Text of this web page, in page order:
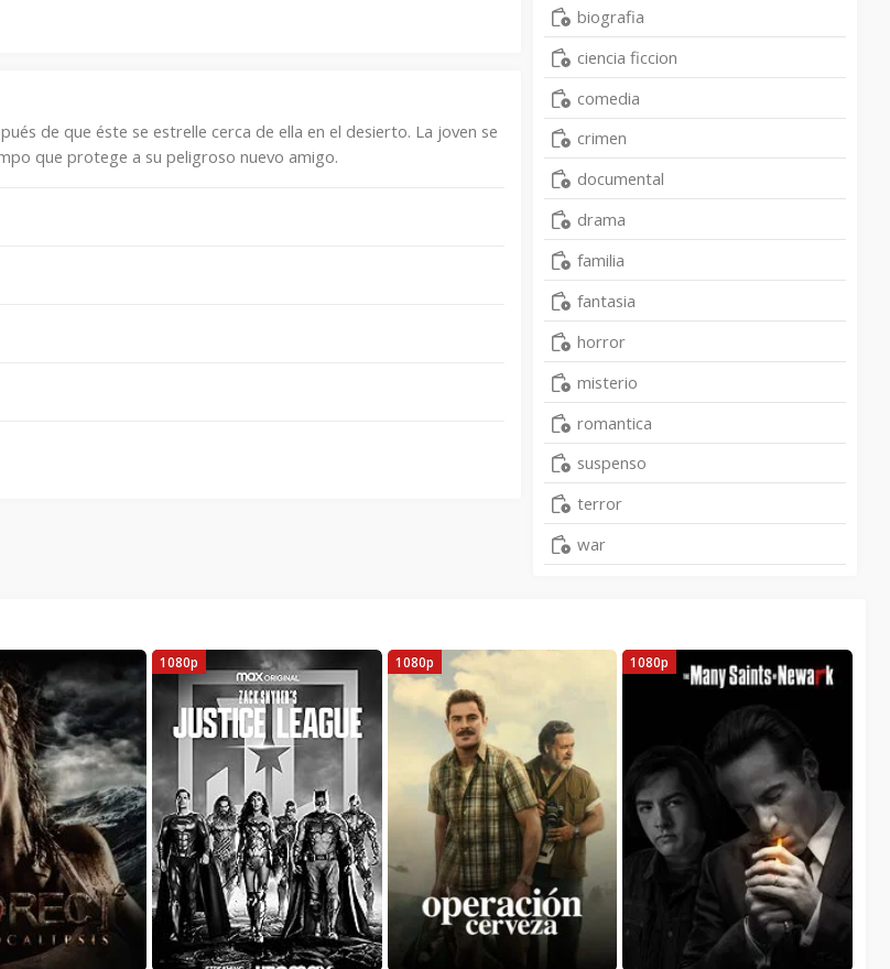
de que éste se estrelle cerca de ella en el desierto. La joven se
que protege a su peligroso nuevo amigo.
biografia
ciencia ficcion
comedia
crimen
documental
drama
familia
fantasia
horror
misterio
romantica
suspenso
terror
war
1080p 1080p 1080p